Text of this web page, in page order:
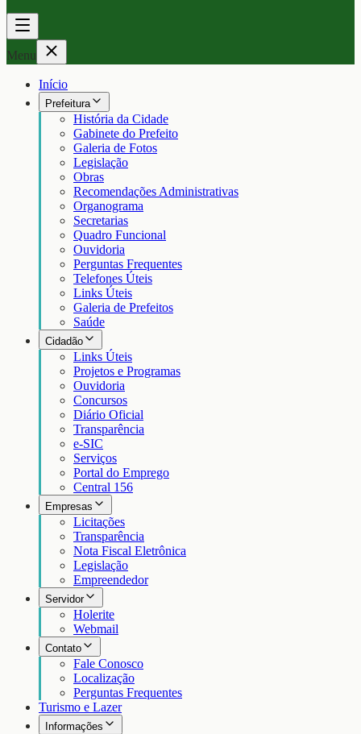
Menu
Início
Prefeitura
História da Cidade
Gabinete do Prefeito
Galeria de Fotos
Legislação
Obras
Recomendações Administrativas
Organograma
Secretarias
Quadro Funcional
Ouvidoria
Perguntas Frequentes
Telefones Úteis
Links Úteis
Galeria de Prefeitos
Saúde
Cidadão
Links Úteis
Projetos e Programas
Ouvidoria
Concursos
Diário Oficial
Transparência
e-SIC
Serviços
Portal do Emprego
Central 156
Empresas
Licitações
Transparência
Nota Fiscal Eletrônica
Legislação
Empreendedor
Servidor
Holerite
Webmail
Contato
Fale Conosco
Localização
Perguntas Frequentes
Turismo e Lazer
Informações